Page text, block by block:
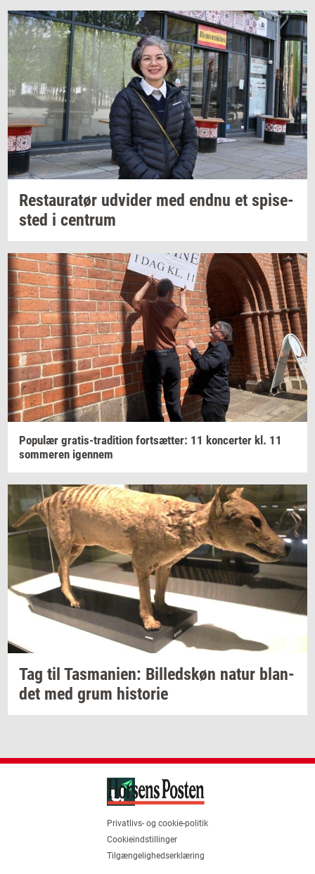
Re­stau­ra­tør ud­vi­der med endnu et spi­se­
sted i cen­trum
Po­pu­lær gratis-​tradition fort­sæt­ter: 11 kon­cer­ter kl. 11
som­me­ren igen­nem
Tag til Tas­ma­ni­en: Bil­leds­køn natur blan­
det med grum hi­sto­rie
Privatlivs- og cookie-politik
Cookieindstillinger
Tilgængelighedserklæring